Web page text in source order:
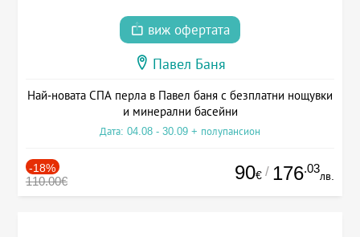
виж офертата
Павел Баня
Най-новата СПА перла в Павел баня с безплатни нощувки
и минерални басейни
Дата: 04.08 - 30.09 + полупансион
-18%
110.00€ 90€ / 176.03
лв.